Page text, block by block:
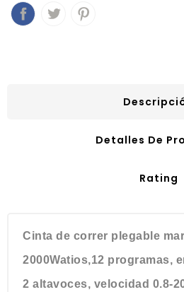
Detalles De
Rating
Cinta de correr plegable
2000Watios,12 programas,
2 altavoces, velocidad 0.8-